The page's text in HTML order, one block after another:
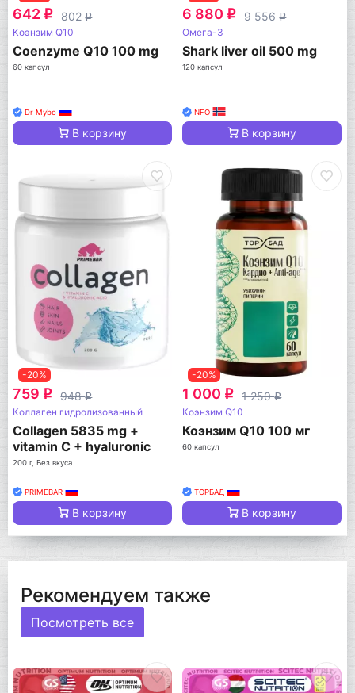
642 q 802q
Коэнзим Q10
Coenzyme Q10 100 mg
60 капсул
Dr Mybo
В корзину
6 880 q 9 556q
Омега-3
Shark liver oil 500 mg
120 капсул
NFO
В корзину
-20%
759 q 948q
Коллаген гидролизованный
Collagen 5835 mg +
vitamin C + hyaluronic
acid
200 г, Без вкуса
PRIMEBAR
В корзину
-20%
1 000 q 1 250q
Коэнзим Q10
Коэнзим Q10 100 мг
60 капсул
ТОРБАД
В корзину
Рекомендуем также
Посмотреть все